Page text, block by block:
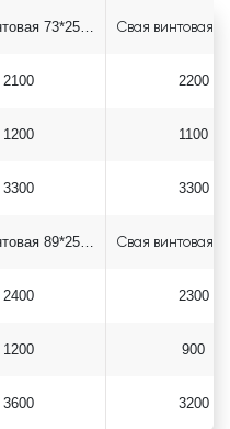
Свая винтовая 73*2500 саморез
2100
1200
3300
2200
1100
3300
Свая винтовая 89*2500 саморез
2400
1200
3600
2300
900
3200